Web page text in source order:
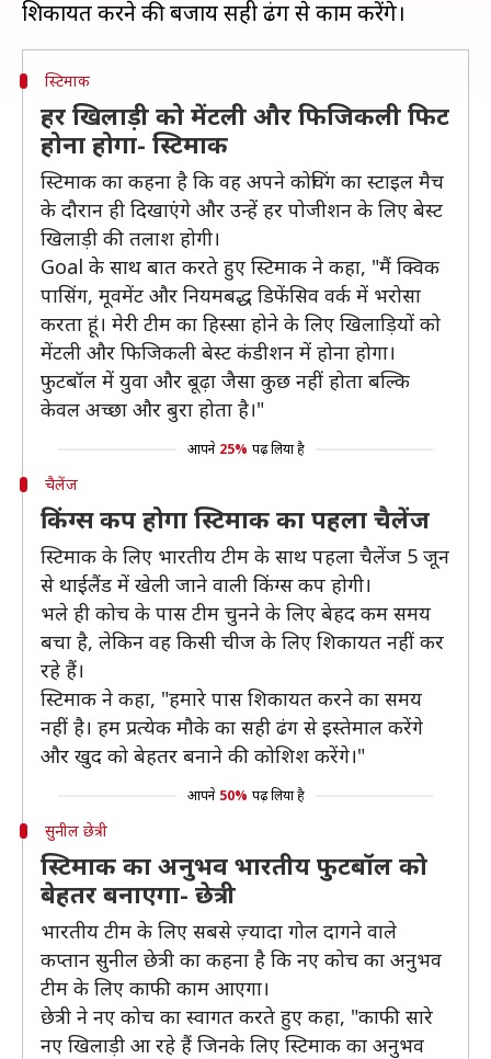
स्टिमाक
हर खिलाड़ी को मेंटली और फिजिकली फिट
होना होगा- स्टिमाक
स्टिमाक का कहना है कि वह अपने कोचिंग का स्टाइल मैच
के दौरान ही दिखाएंगे और उन्हें हर पोजीशन के लिए बेस्ट
खिलाड़ी की तलाश होगी।
Goal के साथ बात करते हुए स्टिमाक ने कहा, "मैं क्विक
पासिंग, मूवमेंट और नियमबद्ध डिफेंसिव वर्क में भरोसा
करता हूं। मेरी टीम का हिस्सा होने के लिए खिलाड़ियों को
मेंटली और फिजिकली बेस्ट कंडीशन में होना होगा।
फुटबॉल में युवा और बूढ़ा जैसा कुछ नहीं होता बल्कि
केवल अच्छा और बुरा होता है।"
आपने 25% पढ़ लिया है
चैलेंज
किंग्स कप होगा स्टिमाक का पहला चैलेंज
स्टिमाक के लिए भारतीय टीम के साथ पहला चैलेंज 5 जून
से थाईलैंड में खेली जाने वाली किंग्स कप होगी।
भले ही कोच के पास टीम चुनने के लिए बेहद कम समय
बचा है, लेकिन वह किसी चीज के लिए शिकायत नहीं कर
रहे हैं।
स्टिमाक ने कहा, "हमारे पास शिकायत करने का समय
नहीं है। हम प्रत्येक मौके का सही ढंग से इस्तेमाल करेंगे
और खुद को बेहतर बनाने की कोशिश करेंगे।"
आपने 50% पढ़ लिया है
सुनील छेत्री
स्टिमाक का अनुभव भारतीय फुटबॉल को
बेहतर बनाएगा- छेत्री
भारतीय टीम के लिए सबसे ज़्यादा गोल दागने वाले
कप्तान सुनील छेत्री का कहना है कि नए कोच का अनुभव
टीम के लिए काफी काम आएगा।
छेत्री ने नए कोच का स्वागत करते हुए कहा, "काफी सारे
नए खिलाड़ी आ रहे हैं जिनके लिए स्टिमाक का अनुभव